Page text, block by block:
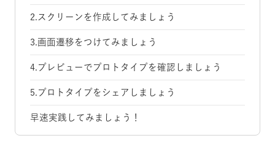
2.スクリーンを作成してみましょう
3.画面遷移をつけてみましょう
4.プレビューでプロトタイプを確認しましょう
5.プロトタイプをシェアしましょう
早速実践してみましょう！